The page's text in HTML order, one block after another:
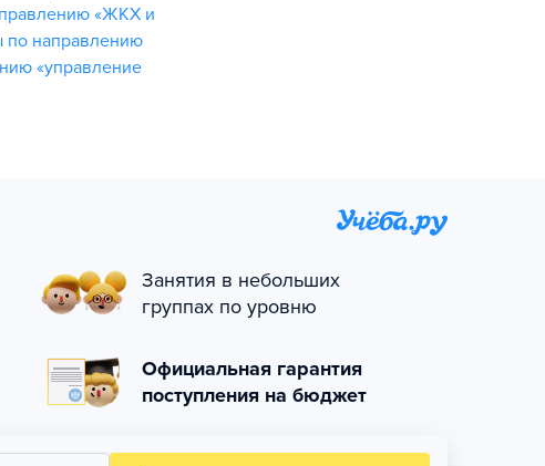
«ЖКХ и
направлению
«управление
Занятия в небольших
группах по уровню
Официальная гарантия
поступления на бюджет